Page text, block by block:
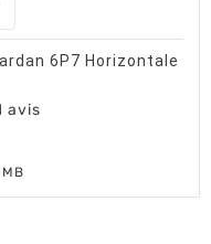
AU PANIER
6P7 Horizontale
avis